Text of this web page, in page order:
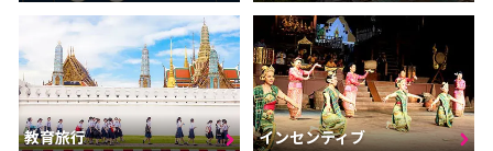
教育旅行 インセンティブ